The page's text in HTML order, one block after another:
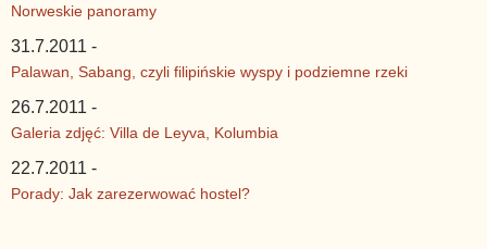
Norweskie panoramy
31.7.2011 -
Palawan, Sabang, czyli filipińskie wyspy i podziemne rzeki
26.7.2011 -
Galeria zdjęć: Villa de Leyva, Kolumbia
22.7.2011 -
Porady: Jak zarezerwować hostel?